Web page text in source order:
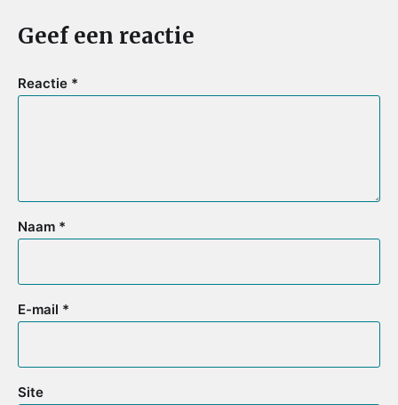
Geef een reactie
Reactie *
Naam *
E-mail *
Site